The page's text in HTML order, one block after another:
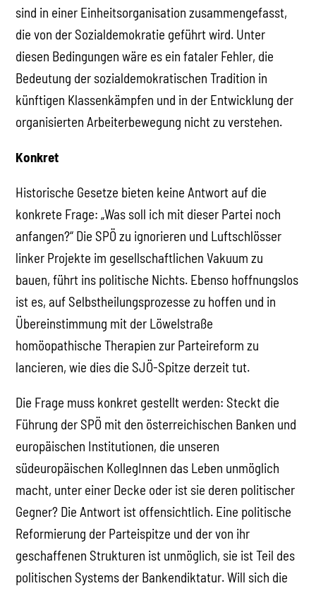
sind in einer Einheitsorganisation zusammengefasst,
die von der Sozialdemokratie geführt wird. Unter
diesen Bedingungen wäre es ein fataler Fehler, die
Bedeutung der sozialdemokratischen Tradition in
künftigen Klassenkämpfen und in der Entwicklung der
organisierten Arbeiterbewegung nicht zu verstehen.
Konkret
Historische Gesetze bieten keine Antwort auf die
konkrete Frage: „Was soll ich mit dieser Partei noch
anfangen?“ Die SPÖ zu ignorieren und Luftschlösser
linker Projekte im gesellschaftlichen Vakuum zu
bauen, führt ins politische Nichts. Ebenso hoffnungslos
ist es, auf Selbstheilungsprozesse zu hoffen und in
Übereinstimmung mit der Löwelstraße
homöopathische Therapien zur Parteireform zu
lancieren, wie dies die SJÖ-Spitze derzeit tut.
Die Frage muss konkret gestellt werden: Steckt die
Führung der SPÖ mit den österreichischen Banken und
europäischen Institutionen, die unseren
südeuropäischen KollegInnen das Leben unmöglich
macht, unter einer Decke oder ist sie deren politischer
Gegner? Die Antwort ist offensichtlich. Eine politische
Reformierung der Parteispitze und der von ihr
geschaffenen Strukturen ist unmöglich, sie ist Teil des
politischen Systems der Bankendiktatur. Will sich die